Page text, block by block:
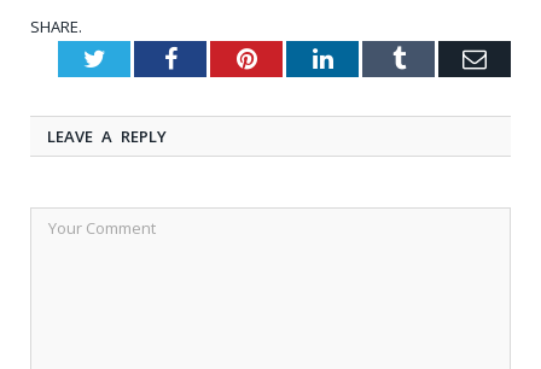
SHARE.
TwitterFacebookPinterestLinkedInTumblr
LEAVE A REPLY